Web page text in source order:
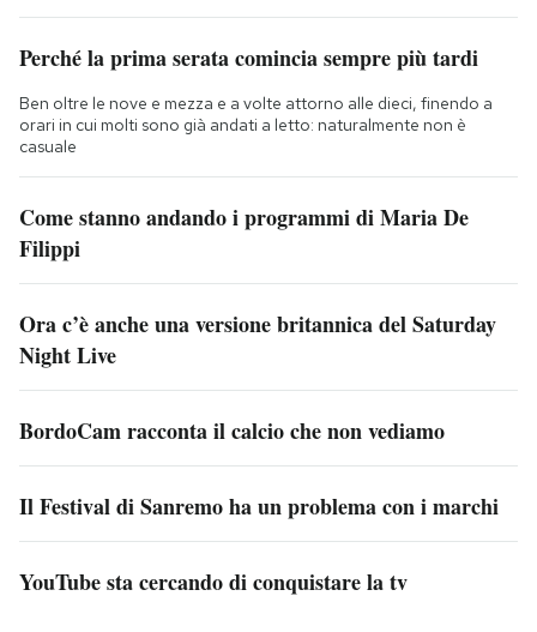
Perché la prima serata comincia sempre più tardi
Ben oltre le nove e mezza e a volte attorno alle dieci, finendo a
orari in cui molti sono già andati a letto: naturalmente non è
casuale
Come stanno andando i programmi di Maria De
Filippi
Ora c’è anche una versione britannica del Saturday
Night Live
BordoCam racconta il calcio che non vediamo
Il Festival di Sanremo ha un problema con i marchi
YouTube sta cercando di conquistare la tv